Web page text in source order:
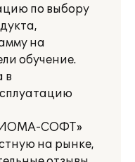
по выбору
на
обучение.
в
СОФТ»
на рынке,